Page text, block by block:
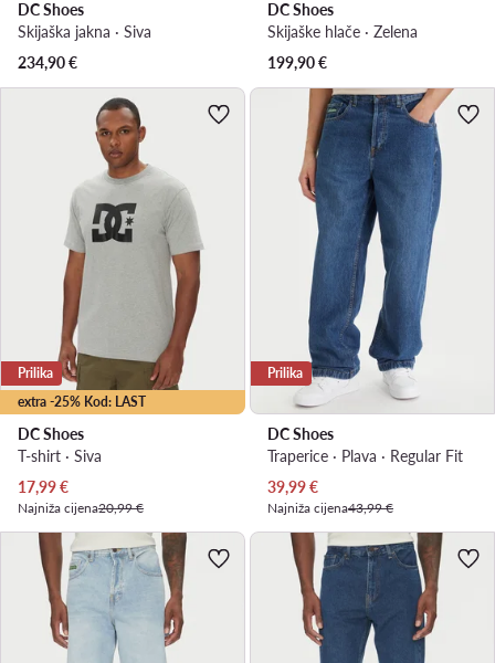
DC Shoes
Skijaška jakna · Siva
234,90€
DC Shoes
Skijaške hlače · Zelena
199,90€
extra -25% Kod: LAST
Prilika
DC Shoes
T-shirt · Siva
Trenutna cijena
17,99€
Najniža cijena20,99 €
Prilika
DC Shoes
Traperice · Plava · Regular Fit
Trenutna cijena
39,99€
Najniža cijena43,99 €